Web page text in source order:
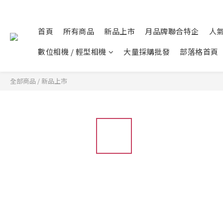
首頁 所有商品 新品上市 月品牌聯合特企
人
數位相機 / 輕型相機
大量採購批發 部落格首頁
全部商品 /新品上市